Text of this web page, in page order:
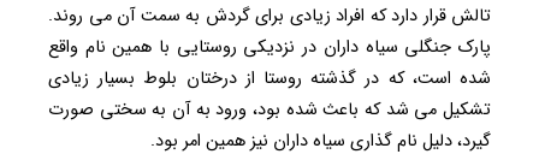
تالش قرار دارد که افراد زیادی برای گردش به سمت آن می روند.
پارک جنگلی سیاه داران در نزدیکی روستایی با همین نام واقع
شده است، که در گذشته روستا از درختان بلوط بسیار زیادی
تشکیل می شد که باعث شده بود، ورود به آن به سختی صورت
گیرد، دلیل نام گذاری سیاه داران نیز همین امر بود.